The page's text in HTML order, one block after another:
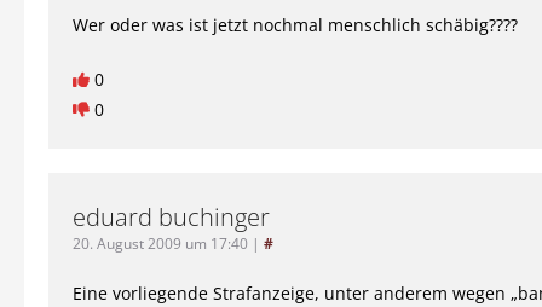
Wer oder was ist jetzt nochmal menschlich schäbig????
0
0
eduard buchinger
20. August 2009 um 17:40 | #
Eine vorliegende Strafanzeige, unter anderem wegen